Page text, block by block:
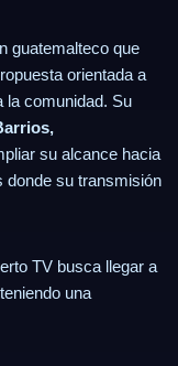
guatemalteco que
orientada a
la comunidad. Su
su alcance hacia
su transmisión
TV busca llegar a
una